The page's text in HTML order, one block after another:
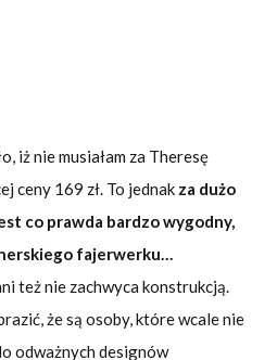
iż nie musiałam za Theresę
ceny 169 zł. To jednak za dużo
co prawda bardzo wygodny,
fajerwerku…
też nie zachwyca konstrukcją.
że są osoby, które wcale nie
odważnych designów